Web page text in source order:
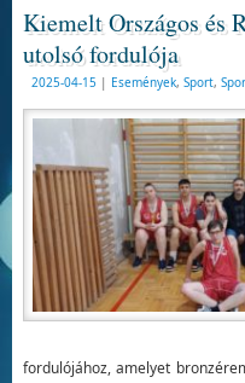
Kiemelt Országos és
utolsó fordulója
2025-04-15 | Események, Sport,
fordulójához, amelyet